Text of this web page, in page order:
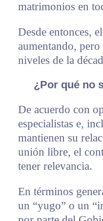
matrimonios en
Desde entonces,
aumentando,
niveles de la
¿Por qué no
De acuerdo con
especialistas e,
mantienen su
unión libre, el
tener relevancia.
En términos
un “yugo” o un